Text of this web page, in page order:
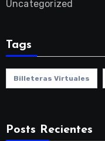
Uncategorized
Tags
Billeteras Virtuales
Posts Recientes